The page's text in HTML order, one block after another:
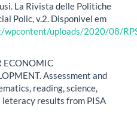
La Rivista delle Politiche
Polic, v.2. Disponivel em
uploads/2020/08/
ECONOMIC
Assessment and
reading, science,
results from PISA